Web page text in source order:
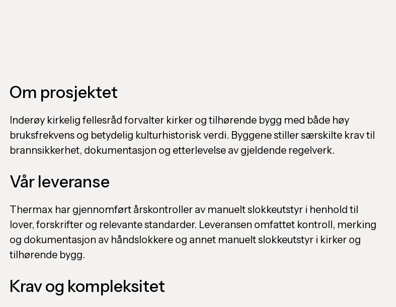
Om prosjektet
Inderøy kirkelig fellesråd forvalter kirker og tilhørende bygg med både høy
bruksfrekvens og betydelig kulturhistorisk verdi. Byggene stiller særskilte krav til
brannsikkerhet, dokumentasjon og etterlevelse av gjeldende regelverk.
Vår leveranse
Thermax har gjennomført årskontroller av manuelt slokkeutstyr i henhold til
lover, forskrifter og relevante standarder. Leveransen omfattet kontroll, merking
og dokumentasjon av håndslokkere og annet manuelt slokkeutstyr i kirker og
tilhørende bygg.
Krav og kompleksitet